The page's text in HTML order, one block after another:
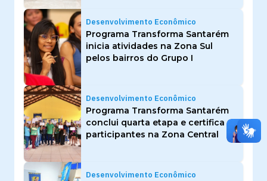
Desenvolvimento Econômico
Programa Transforma Santarém
inicia atividades na Zona Sul
pelos bairros do Grupo I
Desenvolvimento Econômico
Programa Transforma Santarém
conclui quarta etapa e certifica 60
participantes na Zona Central
Desenvolvimento Econômico